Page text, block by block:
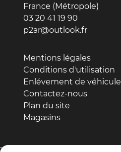
France (Métropole)
03 20 41 19 90
p2ar@outlook.fr
Mentions légales
Conditions d'utilisation
Enlévement de véhicule
Contactez-nous
Plan du site
Magasins